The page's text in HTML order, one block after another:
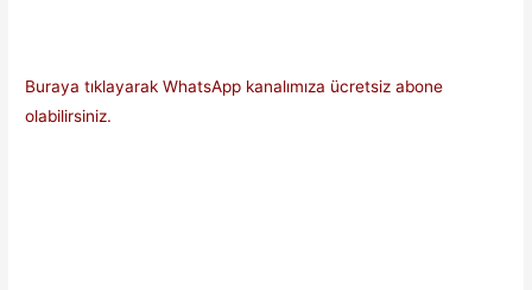
Buraya tıklayarak WhatsApp kanalımıza ücretsiz abone
olabilirsiniz.